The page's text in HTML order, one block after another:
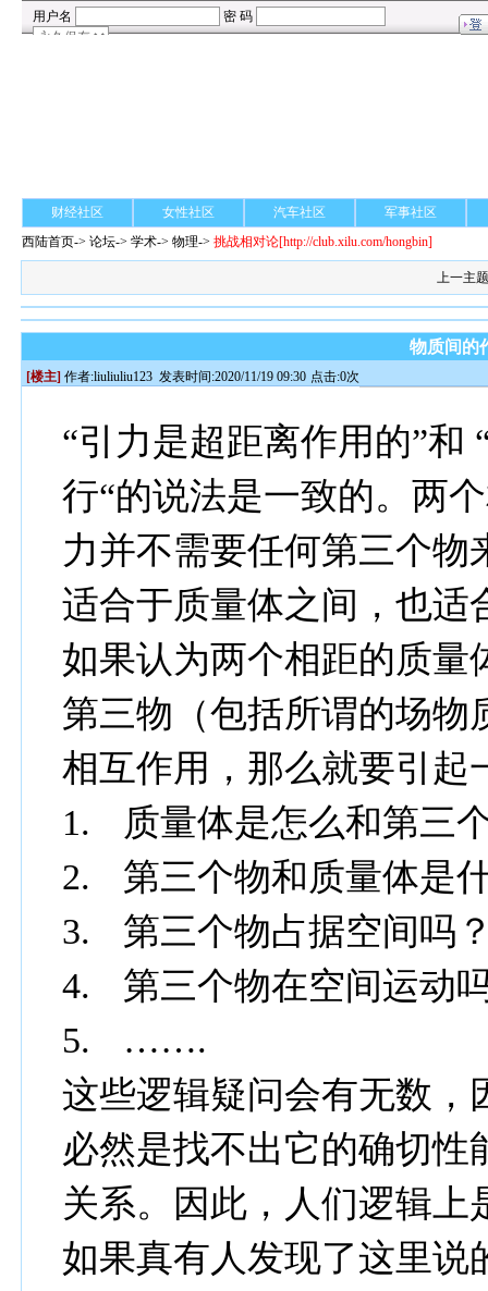
财经社区 女性社区 汽车社区
军事社区
西陆首页->论坛->学术-> 物理->挑战相对论[http://club.xilu.com/hongbin]
上一主
物质间的
[楼主] 作者:liuliuliu123 发表时间:2020/11/19 09:30 点击:0次
“引力是超距离作用的”和
行“的说法是一致的。两
力并不需要任何第三个
适合于质量体之间，也适
如果认为两个相距的质量
第三物（包括所谓的场物
相互作用，那么就要引起
1.
质量体是怎么和第三
2.
第三个物和质量体是
3.
第三个物占据空间吗
4.
第三个物在空间运动
5.
…….
这些逻辑疑问会有无数，
必然是找不出它的确切性
关系。因此，人们逻辑上
如果真有人发现了这里说